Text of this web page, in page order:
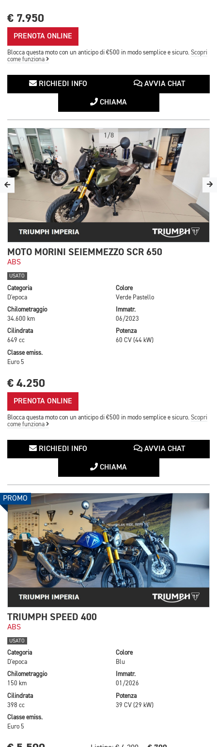
€ 7.950
PRENOTA ONLINE
Blocca questa moto con un anticipo di €500 in modo semplice e sicuro. Scopri
come funziona
RICHIEDI INFO AVVIA CHAT
CHIAMA
1/8
MOTO MORINI SEIEMMEZZO SCR 650
ABS
USATO
Categoria
D'epoca
Colore
Verde Pastello
Chilometraggio
34.600 km
Immatr.
06/2023
Cilindrata
649 cc
Potenza
60 CV (44 kW)
Classe emiss.
Euro 5
€ 4.250
PRENOTA ONLINE
Blocca questa moto con un anticipo di €500 in modo semplice e sicuro. Scopri
come funziona
RICHIEDI INFO AVVIA CHAT
CHIAMA
PROMO
TRIUMPH SPEED 400
ABS
USATO
Categoria
D'epoca
Colore
Blu
Chilometraggio
150 km
Immatr.
01/2026
Cilindrata
398 cc
Potenza
39 CV (29 kW)
Classe emiss.
Euro 5